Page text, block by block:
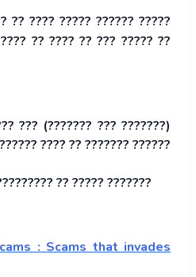
?? ???? ????? ?????? ?????
?? ???? ?? ??? ????? ??
??? (??????? ??? ???????)
???? ?? ??????? ??????
?? ????? ???????
: Scams that invades